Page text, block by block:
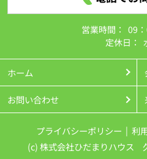
営業時間： 09
定休日：
ホーム
お問い合わせ
プライバシーポリシー 利
(c) 株式会社ひだまりハウス